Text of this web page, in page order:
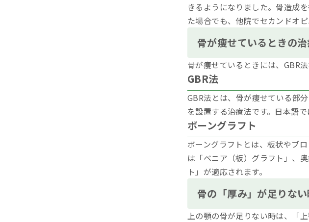
きるようになりました。骨造成
た場合でも、他院でセカンドオ
骨が痩せているときの
骨が痩せているときには、GBR
GBR法
GBR法とは、骨が痩せている部
を設置する治療法です。日本語
ボーングラフト
ボーングラフトとは、板状やブ
は「ベニア（板）グラフト」、
ト」が適応されます。
骨の「厚み」が足りない
上の顎の骨が足りない時は、「